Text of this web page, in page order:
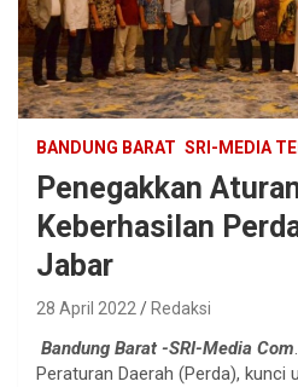
BANDUNG BARAT SRI-MEDIA
Penegakkan
Keberhasilan
Jabar
28 April 2022 Redaksi
Bandung Barat -SRI-Media Com
Peraturan Daerah (Perda), kunci